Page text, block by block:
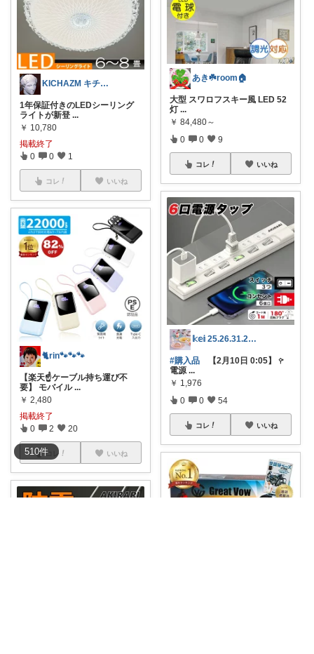
510件
KICHAZM キチャズム☆
1年保証付きのLEDシーリング
ライトが新登 ...
￥ 10,780
掲載終了
0 0 1
コレ いいね
🐈rin🐾🐾🐾
【楽天☝️ケーブル持ち運び不
要】 モバイル ...
￥ 2,480
掲載終了
0 2 20
コレ いいね
あき☘️room🏠
大型 スワロフスキー風 LED 52
灯...
￥ 84,480～
0 0 9
コレ いいね
𝕜𝕖𝕚 25.26.31.2日💓
#購入品 【2月10日 0:05】 𖧤
電源 ...
￥ 1,976
0 0 54
コレ いいね